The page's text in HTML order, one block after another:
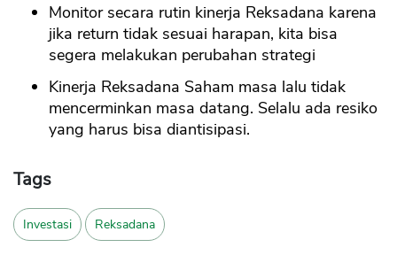
Monitor secara rutin kinerja Reksadana karena
jika return tidak sesuai harapan, kita bisa
segera melakukan perubahan strategi
Kinerja Reksadana Saham masa lalu tidak
mencerminkan masa datang. Selalu ada resiko
yang harus bisa diantisipasi.
Tags
Investasi Reksadana